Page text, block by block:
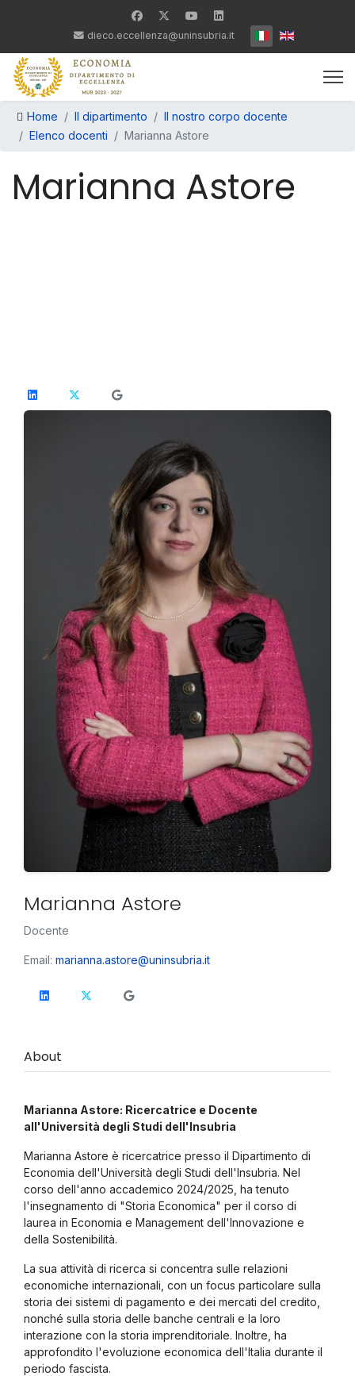
dieco.eccellenza@uninsubria.it Seleziona la tua
Home Il dipartimento
Il nostro corpo docente
Elenco docenti
Marianna Astore
Marianna Astore
Marianna Astore
Docente
Email: marianna.astore@uninsubria.it
About
Marianna Astore: Ricercatrice e Docente
all'Università degli Studi dell'Insubria
Marianna Astore è ricercatrice presso il Dipartimento di
Economia dell'Università degli Studi dell'Insubria. Nel
corso dell'anno accademico 2024/2025, ha tenuto
l'insegnamento di "Storia Economica" per il corso di
laurea in Economia e Management dell'Innovazione e
della Sostenibilità.
La sua attività di ricerca si concentra sulle relazioni
economiche internazionali, con un focus particolare sulla
storia dei sistemi di pagamento e dei mercati del credito,
nonché sulla storia delle banche centrali e la loro
interazione con la storia imprenditoriale. Inoltre, ha
approfondito l'evoluzione economica dell'Italia durante il
periodo fascista.